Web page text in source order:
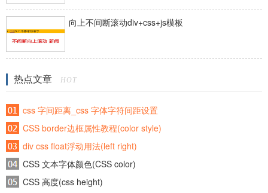
向上不间断滚动div+css+js模板
热点文章 HOT
css 字间距离_css 字体字符间距设置
CSS border边框属性教程(color style)
div css float浮动用法(left right)
CSS 文本字体颜色(CSS color)
CSS 高度(css height)